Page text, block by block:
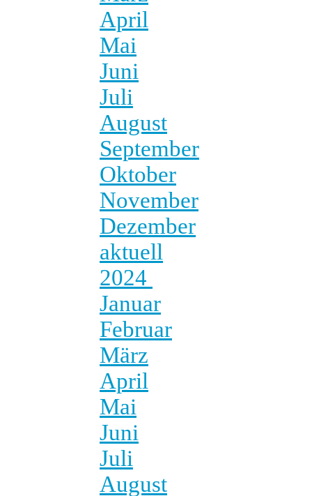
April
Mai
Juni
Juli
August
September
Oktober
November
Dezember
aktuell
2024
Januar
Februar
März
April
Mai
Juni
Juli
August